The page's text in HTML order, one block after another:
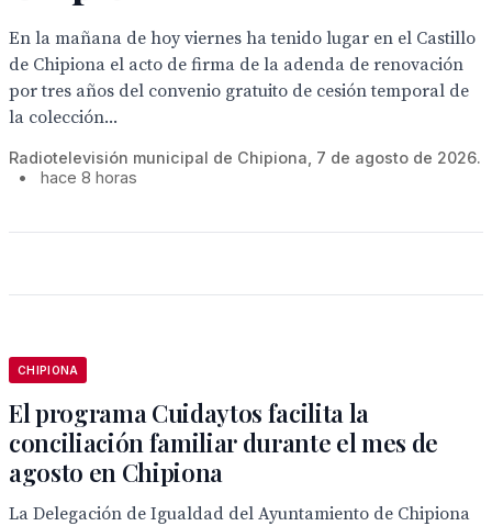
En la mañana de hoy viernes ha tenido lugar en el Castillo
de Chipiona el acto de firma de la adenda de renovación
por tres años del convenio gratuito de cesión temporal de
la colección...
Radiotelevisión municipal de Chipiona, 7 de agosto de 2026.
•
hace 8 horas
CHIPIONA
El programa Cuidaytos facilita la
conciliación familiar durante el mes de
agosto en Chipiona
La Delegación de Igualdad del Ayuntamiento de Chipiona